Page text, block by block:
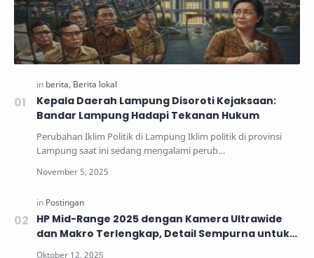
Kepala Daerah Lampung Disoroti Kejaksaan:
Bandar Lampung Hadapi Tekanan Hukum
Perubahan Iklim Politik di Lampung Iklim politik di provinsi
Lampung saat ini sedang mengalami perub…
HP Mid-Range 2025 dengan Kamera Ultrawide
dan Makro Terlengkap, Detail Sempurna untuk